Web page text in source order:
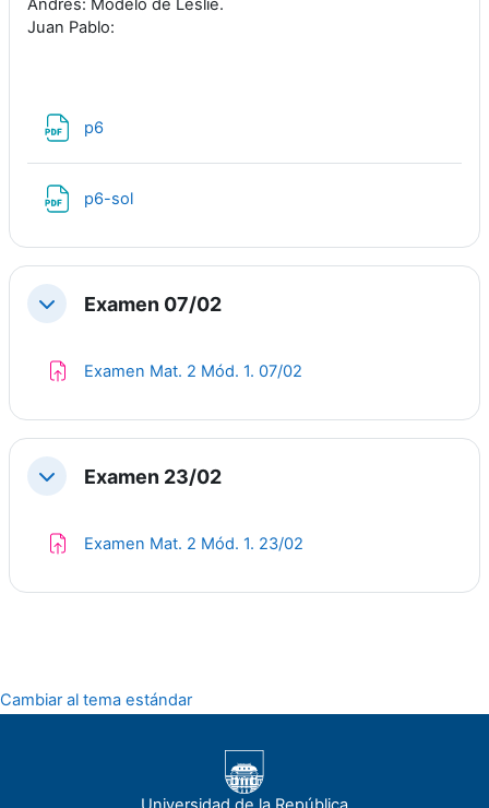
Andrés: Modelo de Leslie.
Juan Pablo:
p6
p6-sol
ColapsarExamen 07/02
Examen Mat. 2 Mód. 1. 07/02
ColapsarExamen 23/02
Examen Mat. 2 Mód. 1. 23/02
Cambiar al tema estándar